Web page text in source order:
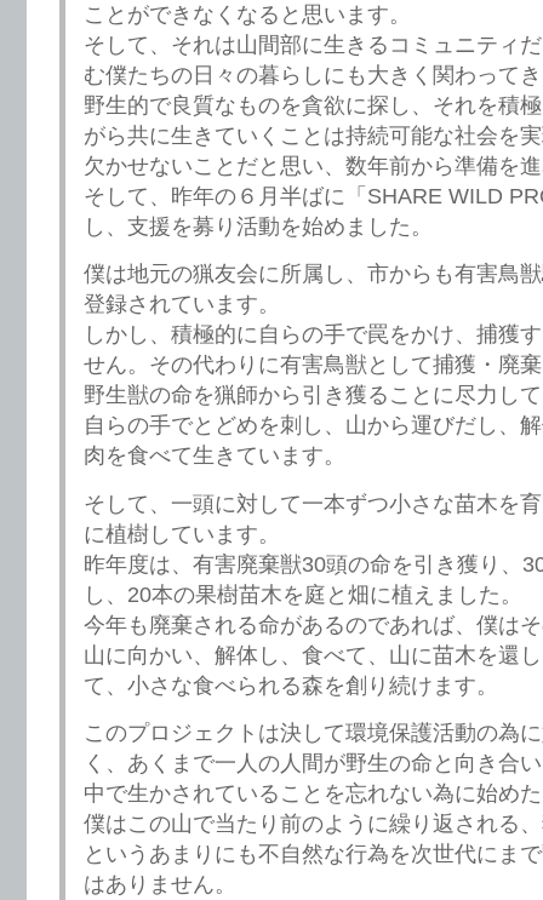
ことができなくなると思います。
そして、それは山間部に生きるコミュニティ
む僕たちの日々の暮らしにも大きく関わって
野生的で良質なものを貪欲に探し、それを積
がら共に生きていくことは持続可能な社会を
欠かせないことだと思い、数年前から準備を
そして、昨年の６月半ばに「SHARE WILD
し、支援を募り活動を始めました。
僕は地元の猟友会に所属し、市からも有害鳥
登録されています。
しかし、積極的に自らの手で罠をかけ、捕獲
せん。その代わりに有害鳥獣として捕獲・廃
野生獣の命を猟師から引き獲ることに尽力し
自らの手でとどめを刺し、山から運びだし、
肉を食べて生きています。
そして、一頭に対して一本ずつ小さな苗木を
に植樹しています。
昨年度は、有害廃棄獣30頭の命を引き獲り、
し、20本の果樹苗木を庭と畑に植えました。
今年も廃棄される命があるのであれば、僕は
山に向かい、解体し、食べて、山に苗木を還
て、小さな食べられる森を創り続けます。
このプロジェクトは決して環境保護活動の為
く、あくまで一人の人間が野生の命と向き合
中で生かされていることを忘れない為に始め
僕はこの山で当たり前のように繰り返される
というあまりにも不自然な行為を次世代にま
はありません。